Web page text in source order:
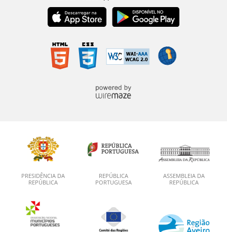
PRESIDÊNCIA DA
REPÚBLICA
REPÚBLICA
PORTUGUESA
ASSEMBLEIA DA
REPÚBLICA